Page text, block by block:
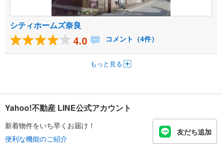
シティホームズ奈良
4.0 コメント（4件）
もっと見る
Yahoo!不動産 LINE公式アカウント
新着物件をいち早くお届け！
便利な機能のご紹介
友だち追加